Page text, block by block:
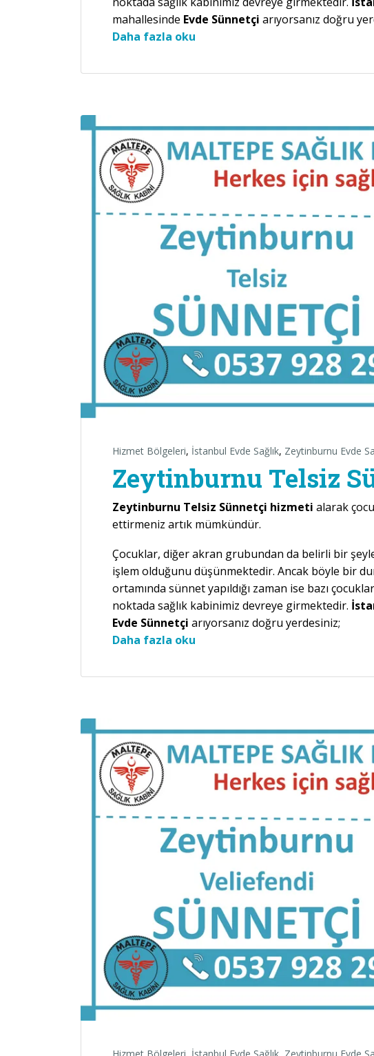
mahallesinde Evde Sünnetçi arıyorsanız doğru
Daha fazla oku
Hizmet Bölgeleri, İstanbul Evde Sağlık, Zeytinburnu Evde
Zeytinburnu Telsiz
Zeytinburnu Telsiz Sünnetçi hizmeti alarak
ettirmeniz artık mümkündür.
Çocuklar, diğer akran grubundan da belirli bir
işlem olduğunu düşünmektedir. Ancak böyle bir
ortamında sünnet yapıldığı zaman ise bazı
noktada sağlık kabinimiz devreye girmektedir.
Evde Sünnetçi arıyorsanız doğru yerdesiniz;
Daha fazla oku